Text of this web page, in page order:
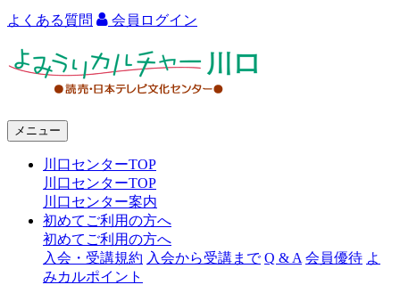
よくある質問 会員ログイン
ャ
メニュー
川口センターTOP
川口センターTOP
川口センター案内
初めてご利用の方へ
初めてご利用の方へ
入会・受講規約 入会から受講まで Q & A 会員優待 よ
みカルポイント